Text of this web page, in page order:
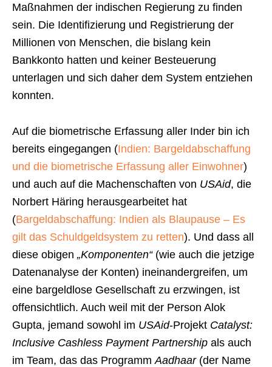
Maßnahmen der indischen Regierung zu finden
sein. Die Identifizierung und Registrierung der
Millionen von Menschen, die bislang kein
Bankkonto hatten und keiner Besteuerung
unterlagen und sich daher dem System entziehen
konnten.
Auf die biometrische Erfassung aller Inder bin ich
bereits eingegangen (Indien: Bargeldabschaffung
und die biometrische Erfassung aller Einwohner)
und auch auf die Machenschaften von USAid, die
Norbert Häring herausgearbeitet hat
(Bargeldabschaffung: Indien als Blaupause – Es
gilt das Schuldgeldsystem zu retten). Und dass all
diese obigen „Komponenten“(wie auch die jetzige
Datenanalyse der Konten) ineinandergreifen, um
eine bargeldlose Gesellschaft zu erzwingen, ist
offensichtlich. Auch weil mit der Person Alok
Gupta, jemand sowohl im USAid-Projekt Catalyst:
Inclusive Cashless Payment Partnership als auch
im Team, das das Programm Aadhaar(der Name